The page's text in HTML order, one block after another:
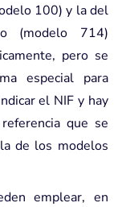
100) y la del
(modelo 714)
pero se
especial para
el NIF y hay
que se
de los modelos
emplear, en